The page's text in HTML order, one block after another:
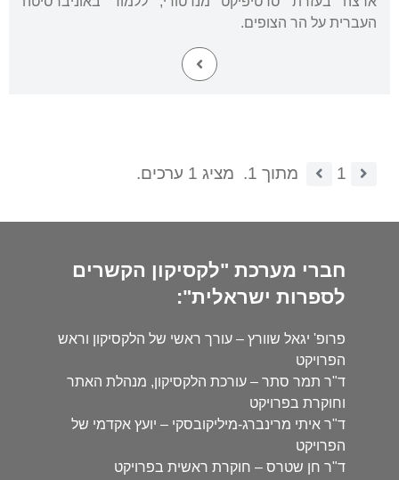
העברית על הר הצופים.
1 מתוך 1. מציג 1 ערכים.
חברי מערכת "לקסיקון הקשרים
לספרות ישראלית":
פרופ' יגאל שוורץ – עורך ראשי של הלקסיקון וראש
הפרויקט
ד"ר תמר סתר – עורכת הלקסיקון, מנהלת האתר
וחוקרת בפרויקט
ד"ר איתי מרינברג-מיליקובסקי – יועץ אקדמי של
הפרויקט
ד"ר חן שטרס – חוקרת ראשית בפרויקט